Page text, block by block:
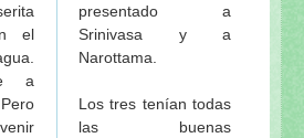
el
a
presentado a
Srinivasa y a
Narottama.
Los tres tenían todas
las buenas